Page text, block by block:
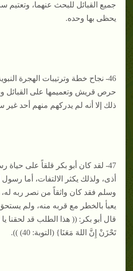
جميع القبائل للبحث عنهما،
يحظى بها وحده.
46- نجاح خطة وترتيبات الهجرة
حرص قريش وتعميمها على القبائل
ذلك إلا أنه لم يدركهم منهم أحد غير
47- لقد كان أبو بكر قلقاً على حياة
أذى، ولذلك يكثر الالتفات، أما
وسلم فقد كان واثقاً من نصر ربه
يعبأ بالخطر مع قربه منه، ولم
قال أبو بكر: (( هذا الطلب قد لحقنا
تَحْزَنْ إِنَّ اللهَ مَعَنَا} (التوبة: 40) )).